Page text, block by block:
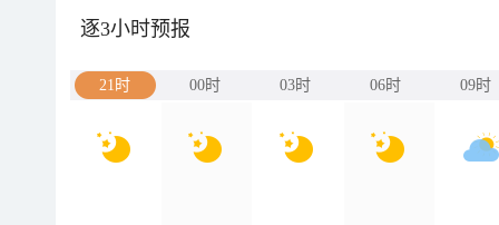
逐3小时预报
21时 00时 03时 06时 09时